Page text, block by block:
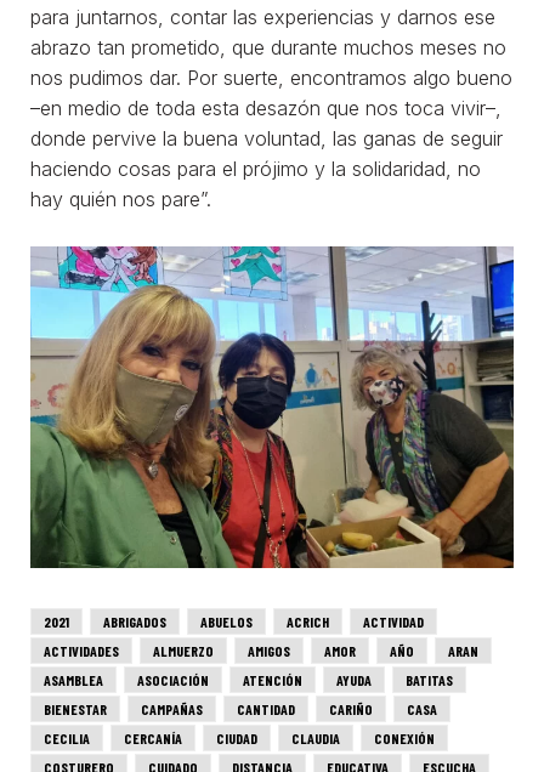
para juntarnos, contar las experiencias y darnos ese
abrazo tan prometido, que durante muchos meses no
nos pudimos dar. Por suerte, encontramos algo bueno
–en medio de toda esta desazón que nos toca vivir–,
donde pervive la buena voluntad, las ganas de seguir
haciendo cosas para el prójimo y la solidaridad, no
hay quién nos pare”.
2021 ABRIGADOS ABUELOS ACRICH
ACTIVIDAD
ACTIVIDADES
ALMUERZO AMIGOS AMOR AÑO
ARAN
ASAMBLEA
ASOCIACIÓN ATENCIÓN AYUDA
BATITAS
BIENESTAR
CAMPAÑAS CANTIDAD CARIÑO
CASA
CECILIA
CERCANÍA CIUDAD CLAUDIA
CONEXIÓN
COSTURERO
CUIDADO DISTANCIA EDUCATIVA ESCUCHA